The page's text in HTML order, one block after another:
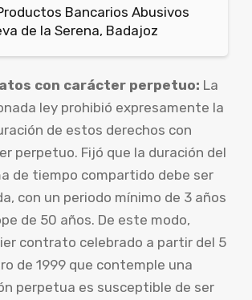
Bancarios Abusivos
de la Serena, Badajoz
con carácter perpetuo: La
ley prohibió expresamente la
de estos derechos con
perpetuo. Fijó que la duración del
de tiempo compartido debe ser
con un periodo mínimo de 3 años
de 50 años. De este modo,
contrato celebrado a partir del 5
de 1999 que contemple una
perpetua es susceptible de ser